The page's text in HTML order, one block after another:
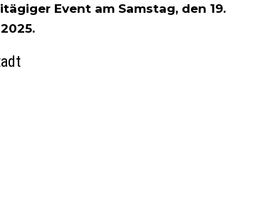
Event am Samstag, den 19.